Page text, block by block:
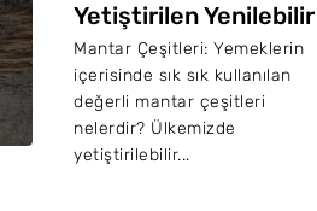
Yetiştirilen Yenilebilir
Mantar Çeşitleri
Nelerdir?
Mantar Çeşitleri: Yemeklerin
içerisinde sık sık kullanılan
değerli mantar çeşitleri
nelerdir? Ülkemizde
yetiştirilebilir...